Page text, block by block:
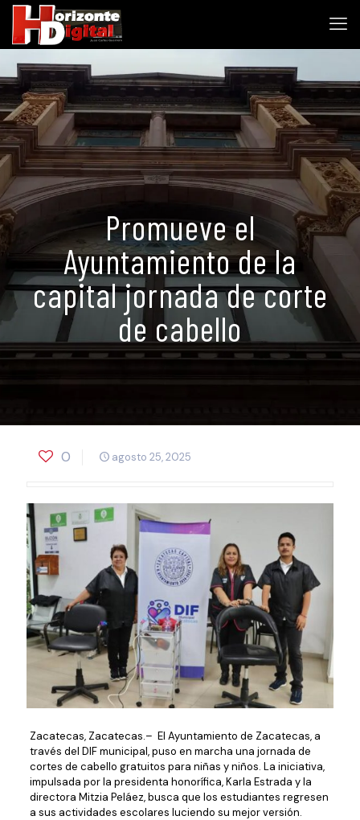
Promueve el
Ayuntamiento de la
capital jornada de corte
de cabello
0 agosto 25, 2025
Zacatecas, Zacatecas.– El Ayuntamiento de Zacatecas, a
través del DIF municipal, puso en marcha una jornada de
cortes de cabello gratuitos para niñas y niños. La iniciativa,
impulsada por la presidenta honorífica, Karla Estrada y la
directora Mitzia Peláez, busca que los estudiantes regresen
a sus actividades escolares luciendo su mejor versión.